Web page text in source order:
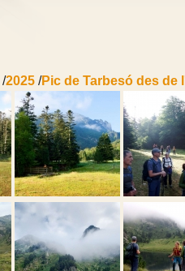
/2025 /Pic de Tarbesó des de